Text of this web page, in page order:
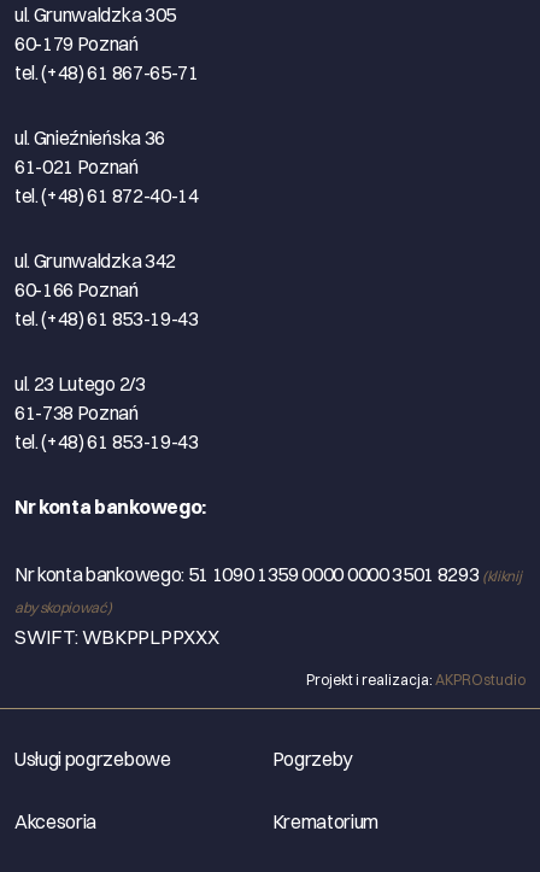
ul. Grunwaldzka 305
60-179 Poznań
tel. (+48) 61 867-65-71
ul. Gnieźnieńska 36
61-021 Poznań
tel. (+48) 61 872-40-14
ul. Grunwaldzka 342
60-166 Poznań
tel. (+48) 61 853-19-43
ul. 23 Lutego 2/3
61-738 Poznań
tel. (+48) 61 853-19-43
Nr konta bankowego:
Nr konta bankowego: 51 1090 1359 0000 0000 3501 8293 (kliknij
aby skopiować)
SWIFT: WBKPPLPPXXX
Projekt i realizacja: AKPROstudio
Usługi pogrzebowe Pogrzeby
Akcesoria Krematorium